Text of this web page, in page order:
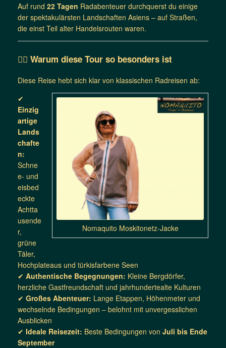
Auf rund 22 Tagen Radabenteuer durchquerst du einige
der spektakulärsten Landschaften Asiens – auf Straßen,
die einst Teil alter Handelsrouten waren.
🚴‍♀️ Warum diese Tour so besonders ist
Diese Reise hebt sich klar von klassischen Radreisen ab:
Nomaquito Moskitonetz-Jacke
✔
Einzig
artige
Lands
chafte
n:
Schne
e- und
eisbed
eckte
Achtta
usende
r,
grüne
Täler,
Hochplateaus und türkisfarbene Seen
✔ Authentische Begegnungen: Kleine Bergdörfer,
herzliche Gastfreundschaft und jahrhundertealte Kulturen
✔ Großes Abenteuer: Lange Etappen, Höhenmeter und
wechselnde Bedingungen – belohnt mit unvergesslichen
Ausblicken
✔ Ideale Reisezeit: Beste Bedingungen von Juli bis Ende
September